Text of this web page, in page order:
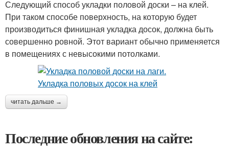
Следующий способ укладки половой доски – на клей.
При таком способе поверхность, на которую будет
производиться финишная укладка досок, должна быть
совершенно ровной. Этот вариант обычно применяется
в помещениях с невысокими потолками.
читать дальше →
Последние обновления на сайте: